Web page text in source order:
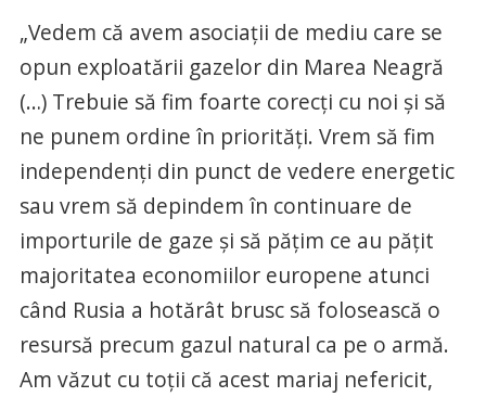
„Vedem că avem asociaţii de mediu care se
opun exploatării gazelor din Marea Neagră
(…) Trebuie să fim foarte corecţi cu noi şi să
ne punem ordine în priorităţi. Vrem să fim
independenţi din punct de vedere energetic
sau vrem să depindem în continuare de
importurile de gaze şi să păţim ce au păţit
majoritatea economiilor europene atunci
când Rusia a hotărât brusc să folosească o
resursă precum gazul natural ca pe o armă.
Am văzut cu toţii că acest mariaj nefericit,